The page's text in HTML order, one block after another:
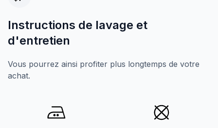
Instructions de lavage et
d'entretien
Vous pourrez ainsi profiter plus longtemps de votre
achat.